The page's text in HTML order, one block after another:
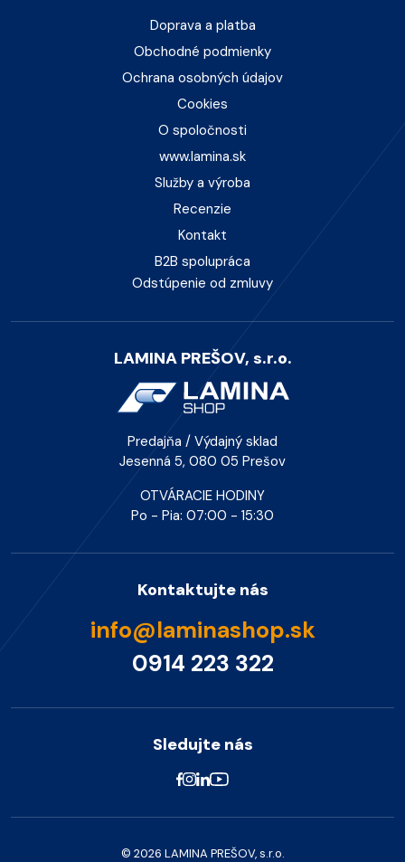
Doprava a platba
Obchodné podmienky
Ochrana osobných údajov
Cookies
O spoločnosti
www.lamina.sk
Služby a výroba
Recenzie
Kontakt
B2B spolupráca
Odstúpenie od zmluvy
LAMINA PREŠOV, s.r.o.
Predajňa / Výdajný sklad
Jesenná 5, 080 05 Prešov
OTVÁRACIE HODINY
Po - Pia: 07:00 - 15:30
Kontaktujte nás
info@laminashop.sk
0914 223 322
Sledujte nás
© 2026 LAMINA PREŠOV, s.r.o.